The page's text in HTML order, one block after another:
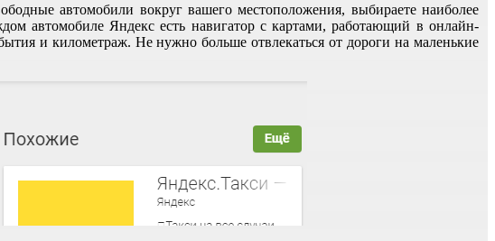
автомобили вокруг вашего местоположения, выбираете наиболее
автомобиле Яндекс есть навигатор с картами, работающий в онлайн-
и километраж. Не нужно больше отвлекаться от дороги на маленькие